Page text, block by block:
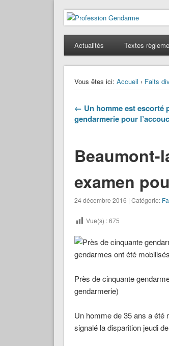
Profession
Le journal des gendarmes
Actualités Textes
Vous êtes ici: Accueil › Faits
← Un homme est escorté
gendarmerie pour
Beaumont-
examen
24 décembre 2016 | Catégorie:
Vue(s) :675
Près de cinquante
gendarmerie)
Un homme de 35 ans a été
signalé la disparition jeudi